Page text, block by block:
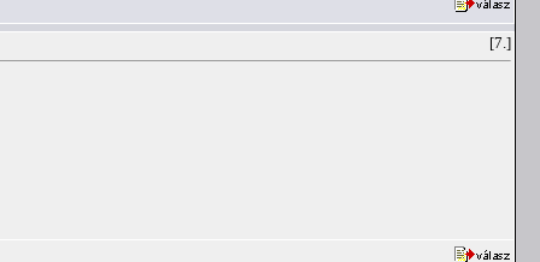
[7.]